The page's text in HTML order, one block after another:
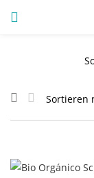
sich anzumelden.
Sortieren